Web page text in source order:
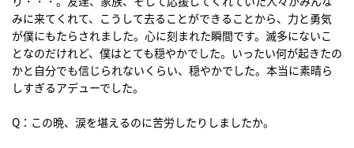
みに来てくれて、こうして去ることができることから、力と勇気
が僕にもたらされました。心に刻まれた瞬間です。滅多にないこ
となのだけれど、僕はとても穏やかでした。いったい何が起きたの
かと自分でも信じられないくらい、穏やかでした。本当に素晴ら
しすぎるアデューでした。
Q：この晩、涙を堪えるのに苦労したりしましたか。